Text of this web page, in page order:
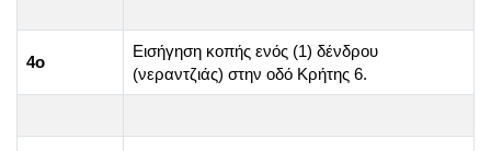
4ο
Εισήγηση κοπής ενός (1) δένδρου
(νεραντζιάς) στην οδό Κρήτης 6.